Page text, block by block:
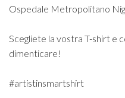
Ospedale Metropolitano
Scegliete la vostra T-shirt e
dimenticare!
#artistinsmartshirt